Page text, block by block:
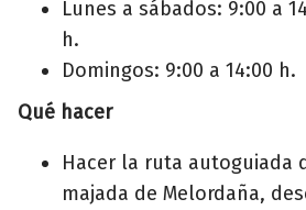
Lunes a sábados: 9:00 a
h.
Domingos: 9:00 a 14:00 h.
Qué hacer
Hacer la ruta autoguiada
majada de Melordaña,